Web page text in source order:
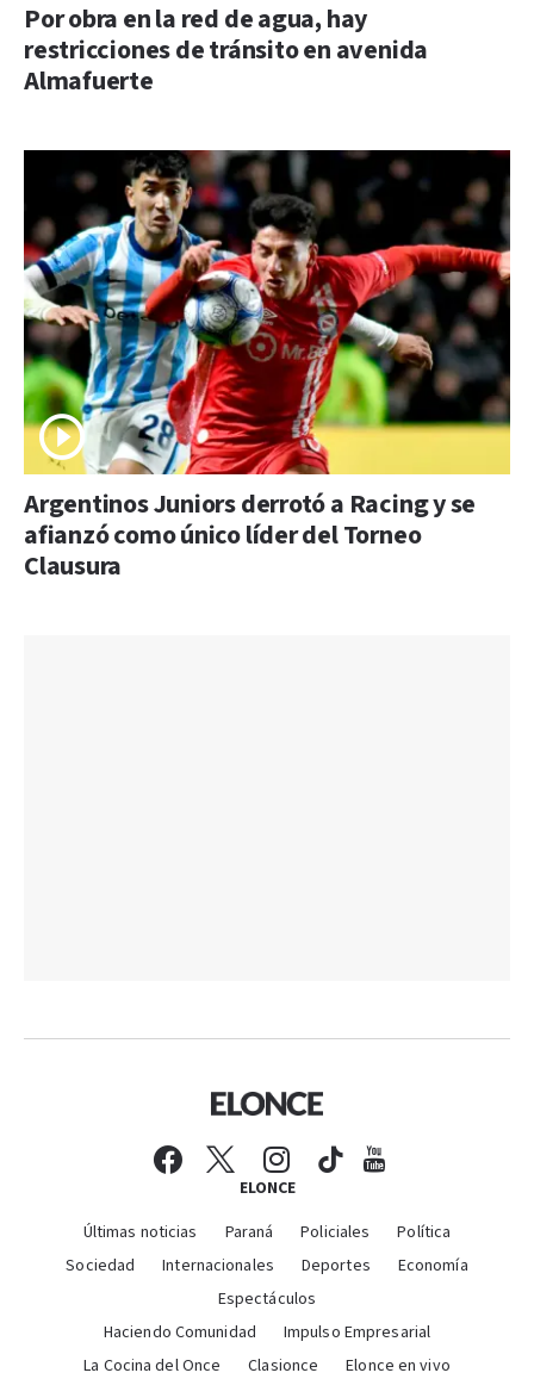
Por obra en la red de agua, hay
restricciones de tránsito en avenida
Almafuerte
Argentinos Juniors derrotó a Racing y se
afianzó como único líder del Torneo
Clausura
ELONCE
Últimas noticias Paraná Policiales
Política
Sociedad
Internacionales Deportes
Economía
Espectáculos
Haciendo Comunidad
Impulso Empresarial
La Cocina del Once
Clasionce Elonce en vivo